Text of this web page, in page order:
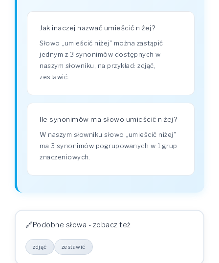
Jak inaczej nazwać umieścić niżej?
Słowo „umieścić niżej" można zastąpić
jednym z 3 synonimów dostępnych w
naszym słowniku, na przykład: zdjąć,
zestawić.
Ile synonimów ma słowo umieścić niżej?
W naszym słowniku słowo „umieścić niżej"
ma 3 synonimów pogrupowanych w 1 grup
znaczeniowych.
Podobne słowa - zobacz też
zdjąć zestawić